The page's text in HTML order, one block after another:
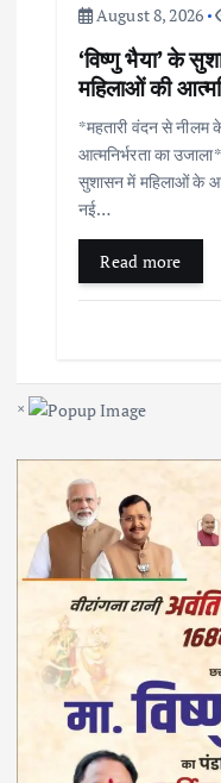
August 8, 2026
‘विष्णु भैया’ के
महिलाओं की
*महतारी वंदन से
आत्मनिर्भरता का
सुशासन में महिलाओं के
नई…
Read more
×